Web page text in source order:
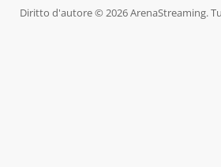
Diritto d'autore © 2026 ArenaStreaming.